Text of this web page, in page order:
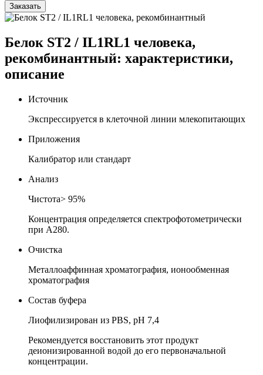
Заказать
Белок ST2 / IL1RL1 человека,
рекомбинантный: характеристики,
описание
Источник
Экспрессируется в клеточной линии млекопитающих
Приложения
Калибратор или стандарт
Анализ
Чистота> 95%
Концентрация определяется спектрофотометрически
при A280.
Очистка
Металлоаффинная хроматография, ионообменная
хроматография
Состав буфера
Лиофилизирован из PBS, pH 7,4
Рекомендуется восстановить этот продукт
деионизированной водой до его первоначальной
концентрации.